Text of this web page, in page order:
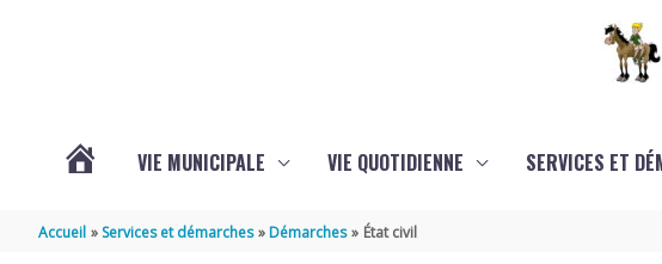
VIE MUNICIPALE VIE QUOTIDIENNE SERVICES ET
Accueil Services et démarches Démarches État civil